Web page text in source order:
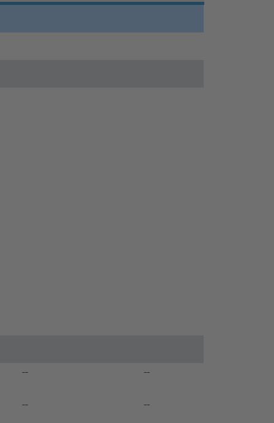
-- --
-- --